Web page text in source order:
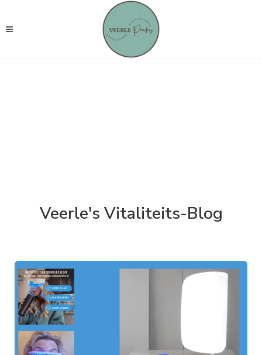
Veerle's Vitaliteits-Blog